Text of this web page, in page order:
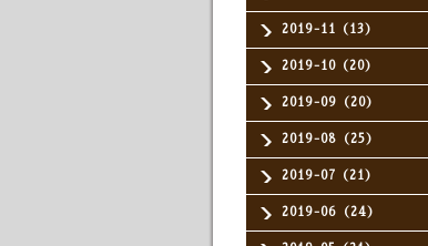
2019-11（13）
2019-10（20）
2019-09（20）
2019-08（25）
2019-07（21）
2019-06（24）